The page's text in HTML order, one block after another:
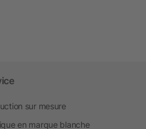
sur mesure
en marque blanche